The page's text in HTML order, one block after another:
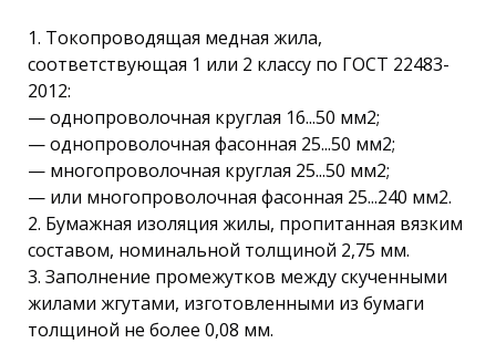
1. Токопроводящая медная жила,
соответствующая 1 или 2 классу по ГОСТ 22483-
2012:
— однопроволочная круглая 16...50 мм2;
— однопроволочная фасонная 25...50 мм2;
— многопроволочная круглая 25...50 мм2;
— или многопроволочная фасонная 25...240 мм2.
2. Бумажная изоляция жилы, пропитанная вязким
составом, номинальной толщиной 2,75 мм.
3. Заполнение промежутков между скученными
жилами жгутами, изготовленными из бумаги
толщиной не более 0,08 мм.